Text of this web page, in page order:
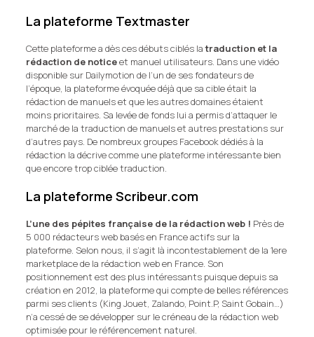
La plateforme Textmaster
Cette plateforme a dès ces débuts ciblés latraduction et la
rédaction de noticeet manuel utilisateurs. Dans une vidéo
disponible sur Dailymotion de l’un de ses fondateurs de
l’époque, la plateforme évoquée déjà que sa cible était la
rédaction de manuels et que les autres domaines étaient
moins prioritaires. Sa levée de fonds lui a permis d’attaquer le
marché de la traduction de manuels et autres prestations sur
d’autres pays. De nombreux groupes Facebook dédiés à la
rédaction la décrive comme une plateforme intéressante bien
que encore trop ciblée traduction.
La plateforme Scribeur.com
L’une des pépites française de la rédaction web ! Près de
5 000 rédacteurs web basés en France actifs sur la
plateforme. Selon nous, il s’agit là incontestablement de la 1ere
marketplace de la rédaction web en France. Son
positionnement est des plus intéressants puisque depuis sa
création en 2012, la plateforme qui compte de belles références
parmi ses clients (King Jouet, Zalando, Point.P, Saint Gobain…)
n’a cessé de se développer sur le créneau de la rédaction web
optimisée pour le référencement naturel.